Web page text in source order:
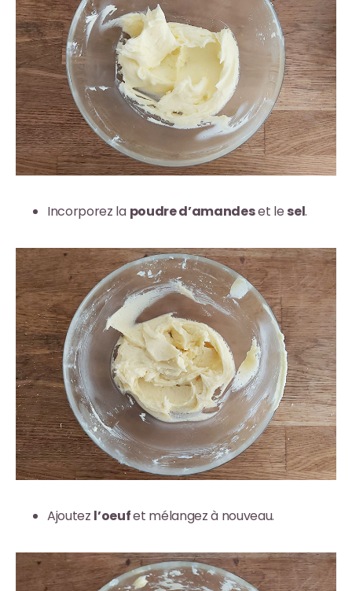
Incorporez la poudre d’amandeset le sel.
Ajoutez l’oeufet mélangez à nouveau.